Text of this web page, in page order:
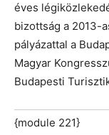
éves
bizottság a 2013-
pályázattal a
Magyar
Budapesti
{module 221}